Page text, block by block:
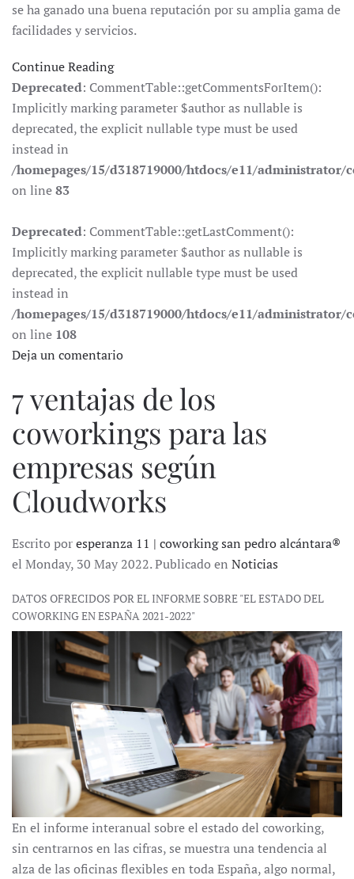
se ha ganado una buena reputación por su amplia gama de
facilidades y servicios.
Continue Reading
Deprecated: CommentTable::getCommentsForItem():
Implicitly marking parameter $author as nullable is
deprecated, the explicit nullable type must be used
instead in
/homepages/15/d318719000/htdocs/e11/
on line83
Deprecated: CommentTable::getLastComment():
Implicitly marking parameter $author as nullable is
deprecated, the explicit nullable type must be used
instead in
/homepages/15/d318719000/htdocs/e11/
on line 108
Deja un comentario
7 ventajas de los
coworkings para las
empresas según
Cloudworks
Escrito poresperanza 11 | coworking san pedro alcántara®
el Monday, 30 May 2022. Publicado en Noticias
DATOS OFRECIDOS POR EL INFORME SOBRE "EL ESTADO DEL
COWORKING EN ESPAÑA 2021-2022"
En el informe interanual sobre el estado del coworking,
sin centrarnos en las cifras, se muestra una tendencia al
alza de las oficinas flexibles en toda España, algo normal,